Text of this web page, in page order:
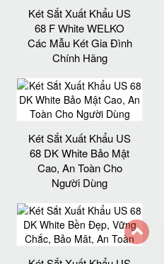
Két Sắt Xuất Khẩu US
68 F White WELKO
Các Mẫu Két Gia Đình
Chính Hãng
Két Sắt Xuất Khẩu US
68 DK White Bảo Mật
Cao, An Toàn Cho
Người Dùng